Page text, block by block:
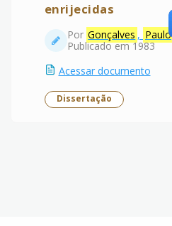
enrijecidas
Por Gonçalves , Paulo
Publicado em 1983
Acessar documento
Dissertação